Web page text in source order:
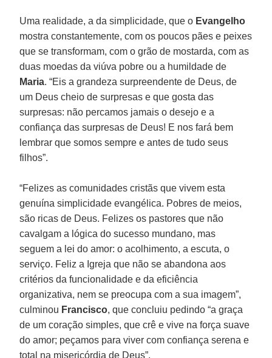
Uma realidade, a da simplicidade, que o Evangelho
mostra constantemente, com os poucos pães e peixes
que se transformam, com o grão de mostarda, com as
duas moedas da viúva pobre ou a humildade de
Maria. “Eis a grandeza surpreendente de Deus, de
um Deus cheio de surpresas e que gosta das
surpresas: não percamos jamais o desejo e a
confiança das surpresas de Deus! E nos fará bem
lembrar que somos sempre e antes de tudo seus
filhos”.
“Felizes as comunidades cristãs que vivem esta
genuína simplicidade evangélica. Pobres de meios,
são ricas de Deus. Felizes os pastores que não
cavalgam a lógica do sucesso mundano, mas
seguem a lei do amor: o acolhimento, a escuta, o
serviço. Feliz a Igreja que não se abandona aos
critérios da funcionalidade e da eficiência
organizativa, nem se preocupa com a sua imagem”,
culminou Francisco, que concluiu pedindo “a graça
de um coração simples, que crê e vive na força suave
do amor; peçamos para viver com confiança serena e
total na misericórdia de Deus”.